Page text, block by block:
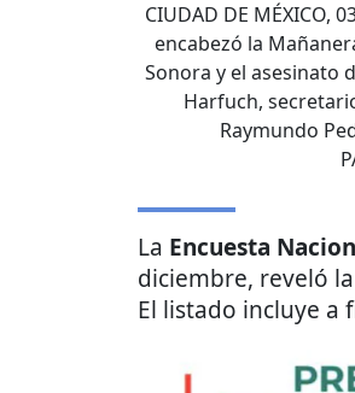
CIUDAD DE MÉXICO,
encabezó la
Sonora y el asesinato
Harfuch,
Raymundo
La Encuesta
diciembre, reveló
El listado incluye a